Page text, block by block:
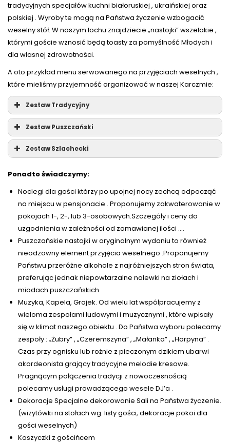
tradycyjnych specjałów kuchni białoruskiej , ukraińskiej oraz
polskiej . Wyroby te mogą na Państwa życzenie wzbogacić
weselny stół. W naszym lochu znajdziecie „nastojki” wszelakie ,
którymi goście wznosić będą toasty za pomyślność Młodych i
dla własnej zdrowotności.
A oto przykład menu serwowanego na przyjęciach weselnych ,
które mieliśmy przyjemność organizować w naszej Karczmie:
Zestaw Tradycyjny
Zestaw Puszczański
Zestaw Szlachecki
Ponadto świadczymy:
Noclegi dla gości którzy po upojnej nocy zechcą odpocząć
na miejscu w pensjonacie . Proponujemy zakwaterowanie w
pokojach 1-, 2-, lub 3-osobowych.Szczegóły i ceny do
uzgodnienia w zależności od zamawianej ilości ….
Puszczańskie nastojki w oryginalnym wydaniu to również
nieodzowny element przyjęcia weselnego .Proponujemy
Państwu przeróżne alkohole z najróżniejszych stron świata,
preferując jednak niepowtarzalne nalewki na ziołach i
miodach puszczańskich.
Muzyka, Kapela, Grajek. Od wielu lat współpracujemy z
wieloma zespołami ludowymi i muzycznymi , które wpisały
się w klimat naszego obiektu . Do Państwa wyboru polecamy
zespoły : „Żubry” , „Czeremszyna” , „Małanka” , „Horpyna” .
Czas przy ognisku lub rożnie z pieczonym dzikiem ubarwi
akordeonista grający tradycyjne melodie kresowe.
Pragnącym połączenia tradycji z nowoczesnością
polecamy usługi prowadzącego wesele DJ’a .
Dekoracje Specjalne dekorowanie Sali na Państwa życzenie.
(wizytówki na stołach wg. listy gości, dekoracje pokoi dla
gości weselnych)
Koszyczki z gościńcem